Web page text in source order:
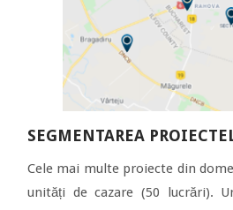
SEGMENTAREA
Cele mai multe proiecte din
unități de cazare (50 lucrări).